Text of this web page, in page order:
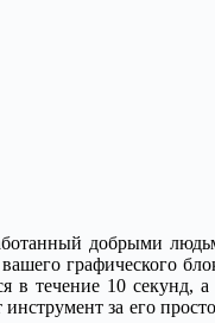
добрыми
графического
течение 10 секунд,
за его